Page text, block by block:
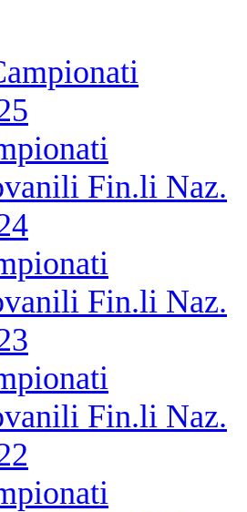
Fin.li Naz.
Fin.li Naz.
Fin.li Naz.